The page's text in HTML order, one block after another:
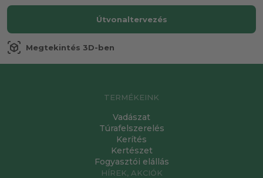
Útvonaltervezés
view_in_ar Megtekintés 3D-ben
TERMÉKEINK
Vadászat
Túrafelszerelés
Kerítés
Kertészet
Fogyasztói elállás
HÍREK, AKCIÓK